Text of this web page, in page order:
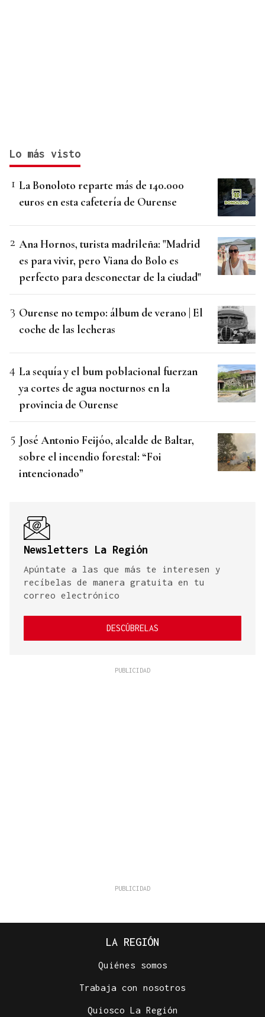
Lo más visto
La Bonoloto reparte más de 140.000
euros en esta cafetería de Ourense
Ana Hornos, turista madrileña: "Madrid
es para vivir, pero Viana do Bolo es
perfecto para desconectar de la ciudad"
Ourense no tempo: álbum de verano | El
coche de las lecheras
La sequía y el bum poblacional fuerzan
ya cortes de agua nocturnos en la
provincia de Ourense
José Antonio Feijóo, alcalde de Baltar,
sobre el incendio forestal: “Foi
intencionado”
Newsletters La Región
Apúntate a las que más te interesen y
recíbelas de manera gratuita en tu
correo electrónico
DESCÚBRELAS
LA REGIÓN
Quiénes somos
Trabaja con nosotros
Quiosco La Región